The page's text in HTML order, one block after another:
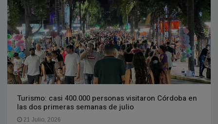
Turismo: casi 400.000 personas visitaron Córdoba en
las dos primeras semanas de julio
21 Julio, 2026